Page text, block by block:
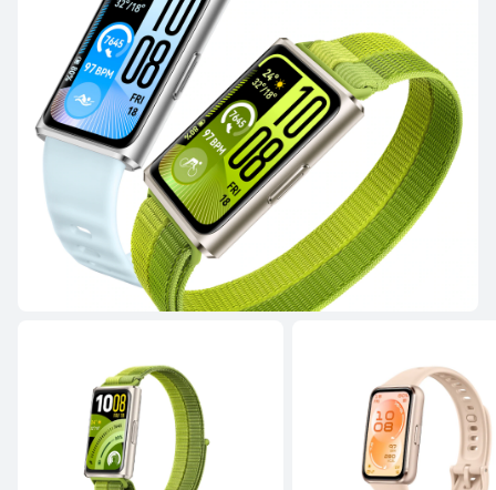
Mehr erfahren Kaufen
HUAWEI WATCH GT 5
Ab 139,00 €
UVP249,00 €
Mehr erfahren Kaufen
HUAWEI WATCH GT 4
Mehr erfahren